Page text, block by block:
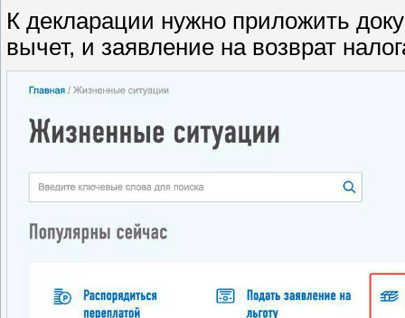
К декларации нужно приложить
вычет, и заявление на возврат